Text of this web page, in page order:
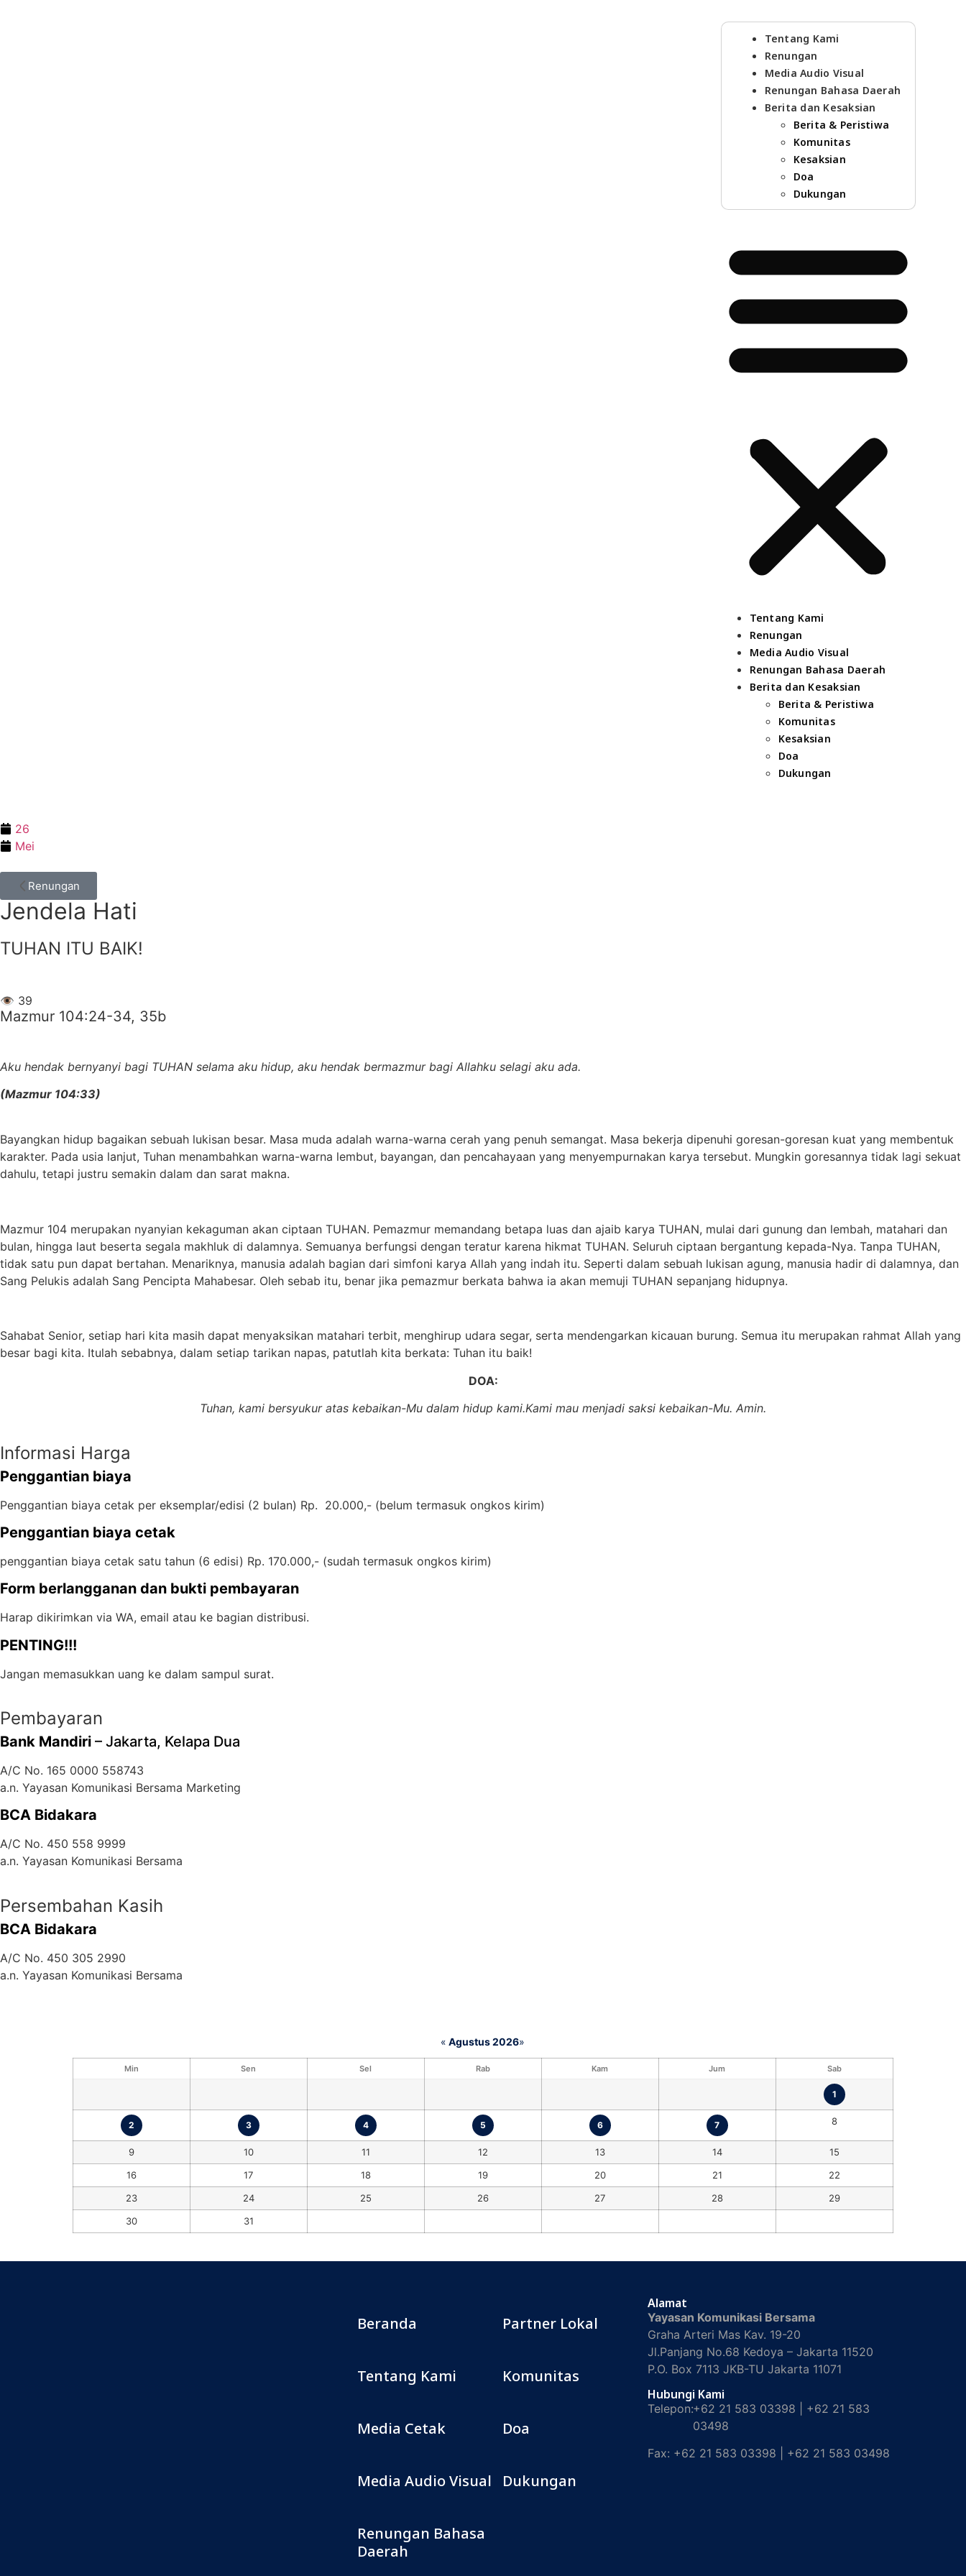
Tentang Kami
Renungan
Media Audio Visual
Renungan Bahasa Daerah
Berita dan Kesaksian
Berita & Peristiwa
Komunitas
Kesaksian
Doa
Dukungan
Tentang Kami
Renungan
Media Audio Visual
Renungan Bahasa Daerah
Berita dan Kesaksian
Berita & Peristiwa
Komunitas
Kesaksian
Doa
Dukungan
26
Mei
Renungan
Jendela Hati
TUHAN ITU BAIK!
👁 39
Mazmur 104:24-34, 35b
Aku hendak bernyanyi bagi TUHAN selama aku hidup, aku hendak bermazmur bagi Allahku selagi aku ada.
(Mazmur 104:33)
Bayangkan hidup bagaikan sebuah lukisan besar. Masa muda adalah warna-warna cerah yang penuh semangat. Masa bekerja dipenuhi goresan-goresan kuat yang membentuk
karakter. Pada usia lanjut, Tuhan menambahkan warna-warna lembut, bayangan, dan pencahayaan yang menyempurnakan karya tersebut. Mungkin goresannya tidak lagi sekuat
dahulu, tetapi justru semakin dalam dan sarat makna.
Mazmur 104 merupakan nyanyian kekaguman akan ciptaan TUHAN. Pemazmur memandang betapa luas dan ajaib karya TUHAN, mulai dari gunung dan lembah, matahari dan
bulan, hingga laut beserta segala makhluk di dalamnya. Semuanya berfungsi dengan teratur karena hikmat TUHAN. Seluruh ciptaan bergantung kepada-Nya. Tanpa TUHAN,
tidak satu pun dapat bertahan. Menariknya, manusia adalah bagian dari simfoni karya Allah yang indah itu. Seperti dalam sebuah lukisan agung, manusia hadir di dalamnya, dan
Sang Pelukis adalah Sang Pencipta Mahabesar. Oleh sebab itu, benar jika pemazmur berkata bahwa ia akan memuji TUHAN sepanjang hidupnya.
Sahabat Senior, setiap hari kita masih dapat menyaksikan matahari terbit, menghirup udara segar, serta mendengarkan kicauan burung. Semua itu merupakan rahmat Allah yang
besar bagi kita. Itulah sebabnya, dalam setiap tarikan napas, patutlah kita berkata: Tuhan itu baik!
DOA:
Tuhan, kami bersyukur atas kebaikan-Mu dalam hidup kami.Kami mau menjadi saksi kebaikan-Mu. Amin.
Informasi Harga
Penggantian biaya
Penggantian biaya cetak per eksemplar/edisi (2 bulan) Rp. 20.000,- (belum termasuk ongkos kirim)
Penggantian biaya cetak
penggantian biaya cetak satu tahun (6 edisi) Rp. 170.000,- (sudah termasuk ongkos kirim)
Form berlangganan dan bukti pembayaran
Harap dikirimkan via WA, email atau ke bagian distribusi.
PENTING!!!
Jangan memasukkan uang ke dalam sampul surat.
Pembayaran
Bank Mandiri – Jakarta, Kelapa Dua
A/C No. 165 0000 558743
a.n. Yayasan Komunikasi Bersama Marketing
BCA Bidakara
A/C No. 450 558 9999
a.n. Yayasan Komunikasi Bersama
Persembahan Kasih
BCA Bidakara
A/C No. 450 305 2990
a.n. Yayasan Komunikasi Bersama
« Agustus 2026»
Min Sen Sel Rab Kam Jum Sab
1
2 3 4 5 6 7 8
9 10 11 12 13 14
15
16
17 18 19 20 21
22
23
24 25 26 27 28
29
30
31
Beranda
Tentang Kami
Media Cetak
Media Audio Visual
Renungan Bahasa
Daerah
Partner Lokal
Komunitas
Doa
Dukungan
Alamat
Yayasan Komunikasi Bersama
Graha Arteri Mas Kav. 19-20
Jl.Panjang No.68 Kedoya – Jakarta 11520
P.O. Box 7113 JKB-TU Jakarta 11071
Hubungi Kami
Telepon:+62 21 583 03398 | +62 21 583
03498
Fax: +62 21 583 03398 | +62 21 583 03498